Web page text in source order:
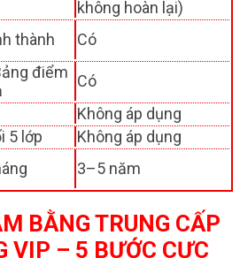
không hoàn lại)
thành
Có
điểm Có
Không áp dụng
5 lớp
Không áp dụng
3–5 năm
BẰNG TRUNG CẤP
VIP – 5 BƯỚC CỰC